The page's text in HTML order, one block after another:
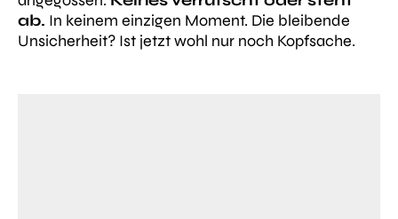
ab. In keinem einzigen Moment. Die bleibende
Unsicherheit? Ist jetzt wohl nur noch Kopfsache.